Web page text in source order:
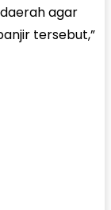
agar
tersebut,”